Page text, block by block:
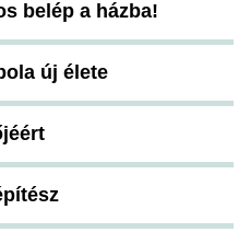
belép a házba!
új élete